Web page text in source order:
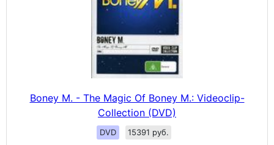
Boney M. - The Magic Of Boney M.: Videoclip-
Collection (DVD)
DVD 15391 руб.